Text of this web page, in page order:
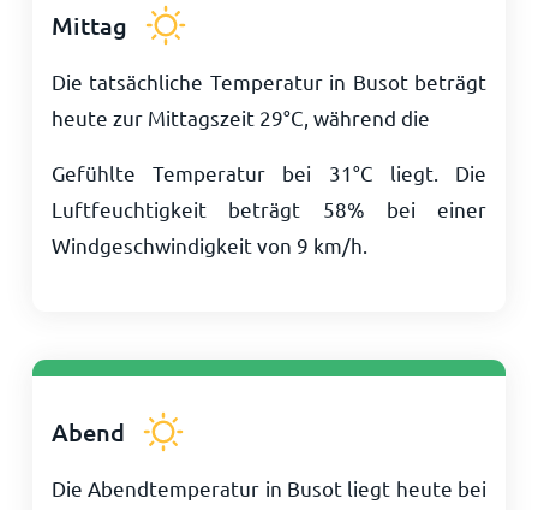
Mittag
Die tatsächliche Temperatur in Busot beträgt
heute zur Mittagszeit 29°C , während die
Gefühlte Temperatur bei 31°C liegt. Die
Luftfeuchtigkeit beträgt 58% bei einer
Windgeschwindigkeit von 9 km/h
Abend
Die Abendtemperatur in Busot liegt heute bei